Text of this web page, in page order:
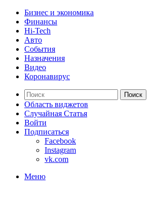
Бизнес и экономика
Финансы
Hi-Tech
Авто
События
Назначения
Видео
Коронавирус
Поиск
Область виджетов
Случайная Статья
Войти
Подписаться
Facebook
Instagram
vk.com
Меню